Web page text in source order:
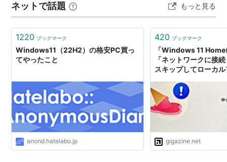
ネットで話題 もっと見る
1220 ブックマーク
Windows11（22H2）の格安PC買っ
てやったこと
anond.hatelabo.jp
420 ブックマーク
「Windows 11
「ネットワークに接
スキップしてローカ
gigazine.net